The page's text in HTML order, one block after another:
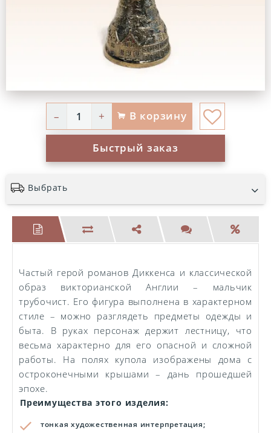
– + В корзину
Быстрый заказ
Выбрать
Частый герой романов Диккенса и классической
образ викторианской Англии – мальчик
трубочист. Его фигура выполнена в характерном
стиле – можно разглядеть предметы одежды и
быта. В руках персонаж держит лестницу, что
весьма характерно для его опасной и сложной
работы. На полях купола изображены дома с
остроконечными крышами – дань прошедшей
эпохе.
Преимущества этого изделия:
тонкая художественная интерпретация;